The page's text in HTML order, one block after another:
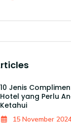
10 Jenis
Hotel yang Perlu
Ketahui
15 November